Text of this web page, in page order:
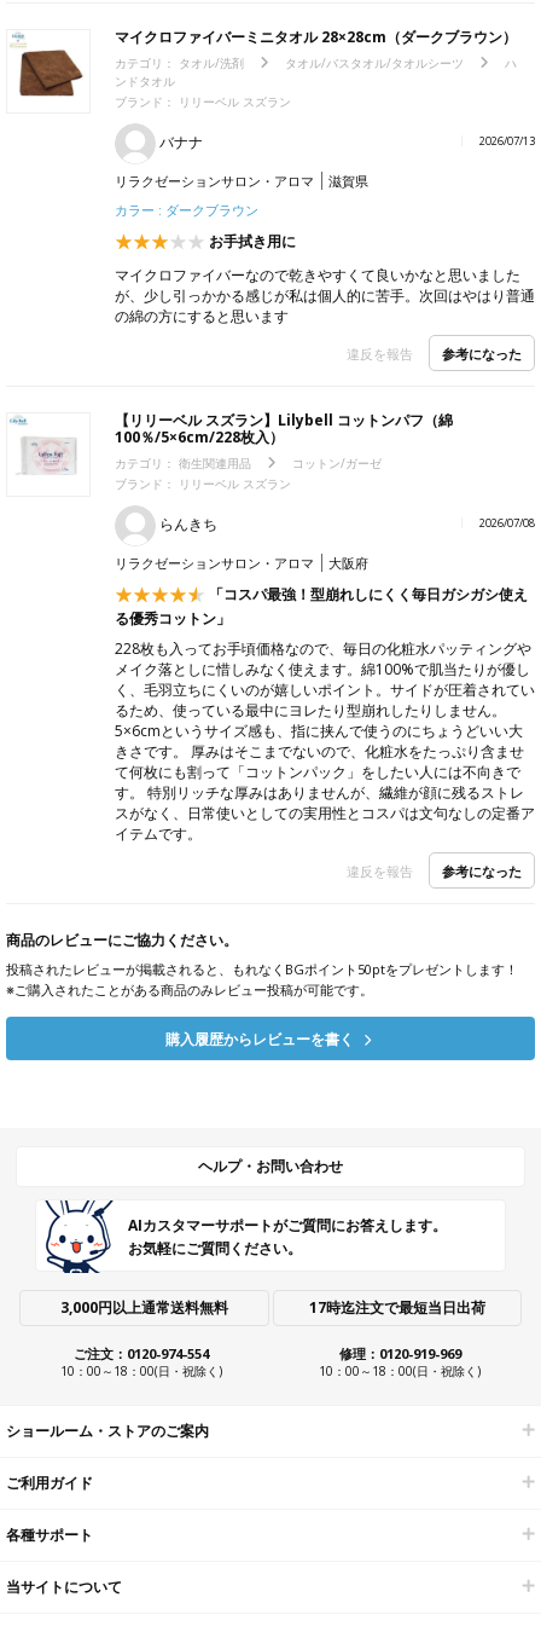
マイクロファイバーミニタオル 28×28cm（ダークブラウン）
カテゴリ： タオル/洗剤 タオル/バスタオル/タオルシーツ
ハ
ンドタオル
ブランド： リリーベル スズラン
バナナ 2026/07/13
リラクゼーションサロン・アロマ
滋賀県
カラー : ダークブラウン
お手拭き用に
マイクロファイバーなので乾きやすくて良いかなと思いました
が、少し引っかかる感じが私は個人的に苦手。次回はやはり普通
の綿の方にすると思います
違反を報告 参考になった
【リリーベル スズラン】Lilybell コットンパフ（綿
100％/5×6cm/228枚入）
カテゴリ： 衛生関連用品
コットン/ガーゼ
ブランド： リリーベル スズラン
らんきち 2026/07/08
リラクゼーションサロン・アロマ 大阪府
「コスパ最強！型崩れしにくく毎日ガシガシ使え
る優秀コットン」
228枚も入ってお手頃価格なので、毎日の化粧水パッティングや
メイク落としに惜しみなく使えます。綿100%で肌当たりが優し
く、毛羽立ちにくいのが嬉しいポイント。サイドが圧着されてい
るため、使っている最中にヨレたり型崩れしたりしません。
5×6cmというサイズ感も、指に挟んで使うのにちょうどいい大
きさです。 厚みはそこまでないので、化粧水をたっぷり含ませ
て何枚にも割って「コットンパック」をしたい人には不向きで
す。 特別リッチな厚みはありませんが、繊維が顔に残るストレ
スがなく、日常使いとしての実用性とコスパは文句なしの定番ア
イテムです。
違反を報告 参考になった
商品のレビューにご協力ください。
投稿されたレビューが掲載されると、もれなくBGポイント50ptをプレゼントします！
※ご購入されたことがある商品のみレビュー投稿が可能です。
購入履歴からレビューを書く
ヘルプ・お問い合わせ
AIカスタマーサポートがご質問にお答えします。
お気軽にご質問ください。
3,000円以上通常送料無料 17時迄注文で最短当日出荷
ご注文：0120-974-554
10：00～18：00(日・祝除く)
修理：0120-919-969
10：00～18：00(日・祝除く)
ショールーム・ストアのご案内
ご利用ガイド
各種サポート
当サイトについて